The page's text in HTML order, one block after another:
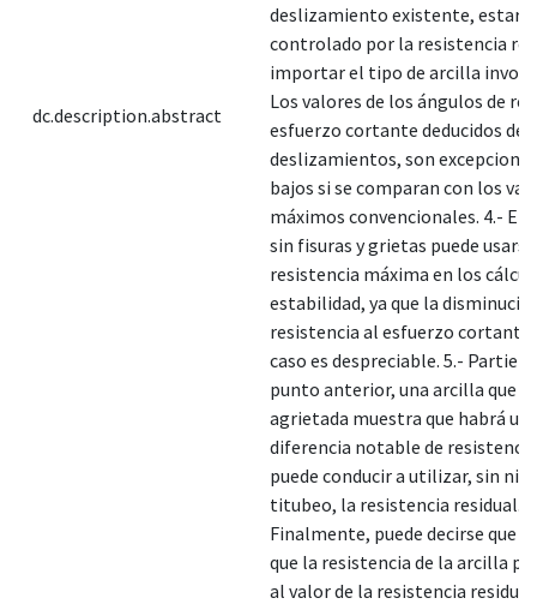
dc.description.abstract
deslizamiento existente, estará
controlado por la resistencia
importar el tipo de arcilla
Los valores de los ángulos de
esfuerzo cortante deducidos de
deslizamientos, son
bajos si se comparan con los
máximos convencionales. 4.- En
sin fisuras y grietas puede
resistencia máxima en los
estabilidad, ya que la
resistencia al esfuerzo cortante
caso es despreciable. 5.-
punto anterior, una arcilla que
agrietada muestra que habrá
diferencia notable de
puede conducir a utilizar, sin
titubeo, la resistencia residual. 6.
Finalmente, puede decirse que
que la resistencia de la arcilla
al valor de la resistencia